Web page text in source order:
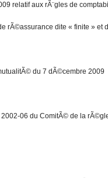
relatif aux rÃ¨gles de
rÃ©assurance dite « finite » et
du 7 dÃ©cembre 2009
06 du ComitÃ© de la